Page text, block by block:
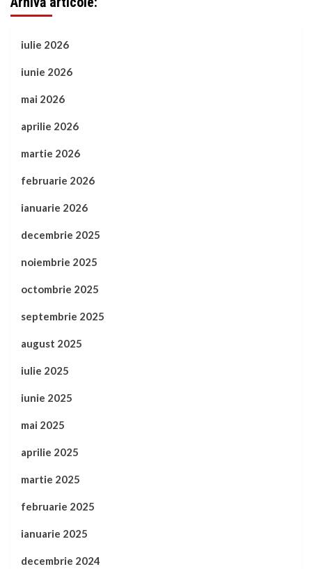
iulie 2026
iunie 2026
mai 2026
aprilie 2026
martie 2026
februarie 2026
ianuarie 2026
decembrie 2025
noiembrie 2025
octombrie 2025
septembrie 2025
august 2025
iulie 2025
iunie 2025
mai 2025
aprilie 2025
martie 2025
februarie 2025
ianuarie 2025
decembrie 2024